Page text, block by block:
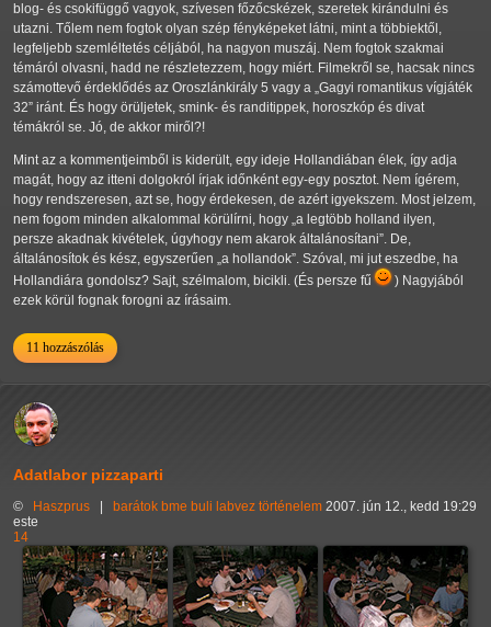
blog- és csokifüggő vagyok, szívesen főzőcskézek, szeretek kirándulni és
utazni. Tőlem nem fogtok olyan szép fényképeket látni, mint a többiektől,
legfeljebb szemléltetés céljából, ha nagyon muszáj. Nem fogtok szakmai
témáról olvasni, hadd ne részletezzem, hogy miért. Filmekről se, hacsak nincs
számottevő érdeklődés az Oroszlánkirály 5 vagy a Gagyi romantikus vígjáték
32 iránt. És hogy örüljetek, smink- és randitippek, horoszkóp és divat
témákról se. Jó, de akkor miről?!
Mint az a kommentjeimből is kiderült, egy ideje Hollandiában élek, így adja
magát, hogy az itteni dolgokról írjak időnként egy-egy posztot. Nem ígérem,
hogy rendszeresen, azt se, hogy érdekesen, de azért igyekszem. Most jelzem,
nem fogom minden alkalommal körülírni, hogy a legtöbb holland ilyen,
persze akadnak kivételek, úgyhogy nem akarok általánosítani . De,
általánosítok és kész, egyszerűen a hollandok . Szóval, mi jut eszedbe, ha
Hollandiára gondolsz? Sajt, szélmalom, bicikli. (És persze fű
) Nagyjából
ezek körül fognak forogni az írásaim.
11 hozzászólás
Adatlabor pizzaparti
© Haszprus barátok bme buli labvez történelem 2007. jún 12., kedd 19:29
este
14